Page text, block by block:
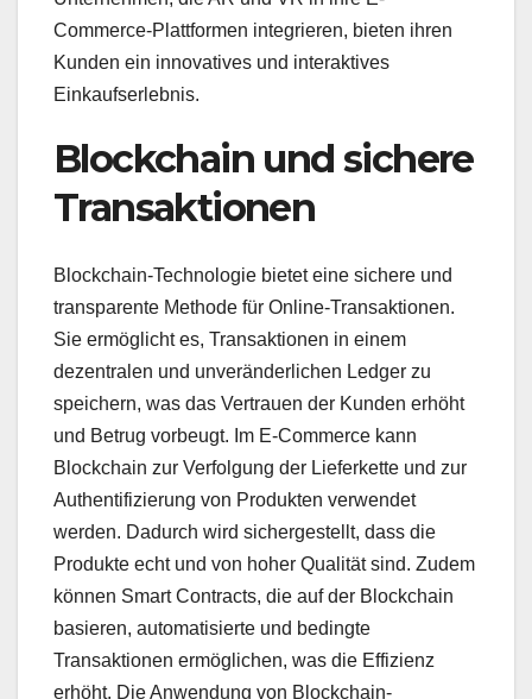
Commerce-Plattformen integrieren, bieten ihren
Kunden ein innovatives und interaktives
Einkaufserlebnis.
Blockchain und sichere
Transaktionen
Blockchain-Technologie bietet eine sichere und
transparente Methode für Online-Transaktionen.
Sie ermöglicht es, Transaktionen in einem
dezentralen und unveränderlichen Ledger zu
speichern, was das Vertrauen der Kunden erhöht
und Betrug vorbeugt. Im E-Commerce kann
Blockchain zur Verfolgung der Lieferkette und zur
Authentifizierung von Produkten verwendet
werden. Dadurch wird sichergestellt, dass die
Produkte echt und von hoher Qualität sind. Zudem
können Smart Contracts, die auf der Blockchain
basieren, automatisierte und bedingte
Transaktionen ermöglichen, was die Effizienz
erhöht. Die Anwendung von Blockchain-